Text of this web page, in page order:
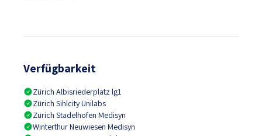
Verfügbarkeit
Zürich Albisriederplatz lg1
Zürich Sihlcity Unilabs
Zürich Stadelhofen Medisyn
Winterthur Neuwiesen Medisyn